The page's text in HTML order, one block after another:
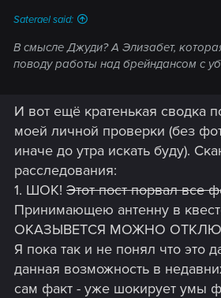
Saterael said:
В смысле Джуди? А Элизабет,
поводу работы над брейндансом с
И вот ещё кратенькая сводка
моей личной проверки (без
иначе до утра искать буду).
расследования:
1. ШОК! Этот пост порвал все
Принимающею антенну в
ОКАЗЫВЕТСЯ МОЖНО
Я пока так и не понял что это
данная возможность в
сам факт - уже шокирует умы